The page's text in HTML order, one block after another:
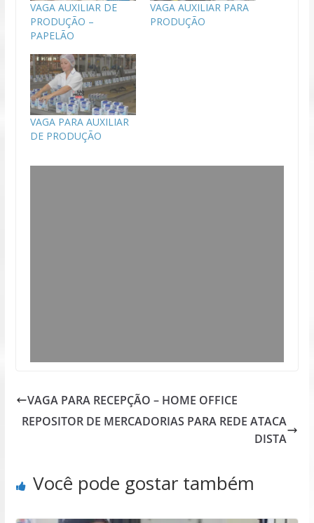
VAGA AUXILIAR DE
PRODUÇÃO –
PAPELÃO
VAGA AUXILIAR PARA
PRODUÇÃO
VAGA PARA AUXILIAR
DE PRODUÇÃO
VAGA PARA RECEPÇÃO – HOME OFFICE
REPOSITOR DE MERCADORIAS PARA REDE ATACA
DISTA
Você pode gostar também